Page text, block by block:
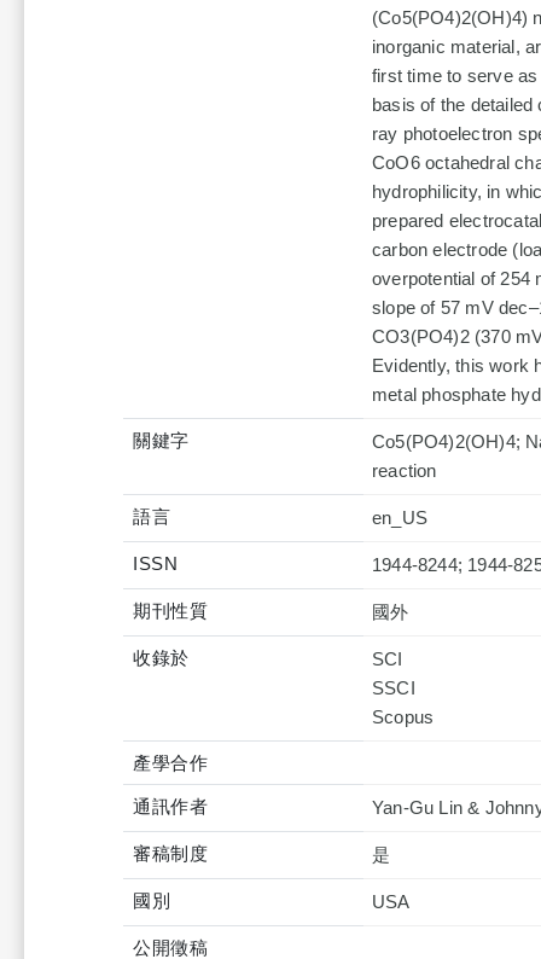
(Co5(PO4)2(OH)4)
inorganic material,
first time to serve
basis of the
ray photoelectron
CoO6 octahedral
hydrophilicity, in
prepared
carbon electrode
overpotential of 254
slope of 57 mV
CO3(PO4)2 (370
Evidently, this work
metal phosphate
關鍵字
Co5(PO4)2(OH)4;
reaction
語言 en_US
ISSN 1944-8244; 1944-
期刊性質 國外
收錄於
SCI
SSCI
產學合作
通訊作者 Yan-Gu Lin &
審稿制度 是
國別 USA
公開徵稿